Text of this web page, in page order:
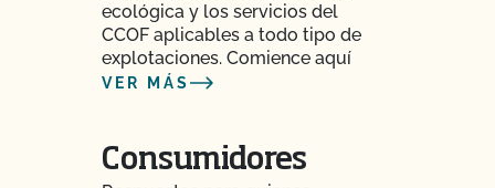
ecológica y los servicios del
CCOF aplicables a todo tipo de
explotaciones. Comience aquí
VER MÁS
Consumidores
¿Qué ocurre si estoy certificado por otra
¿Qué es un número de lote?
¿Qué es una pista de auditoría?